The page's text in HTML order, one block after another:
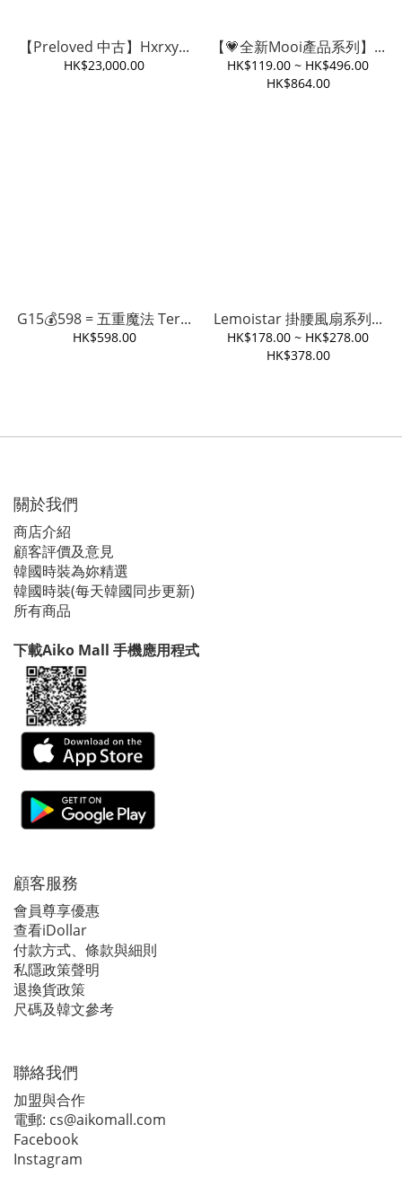
【Preloved 中古】Hxrxy...
HK$23,000.00
【💗全新Mooi產品系列】...
HK$119.00 ~ HK$496.00
HK$864.00
G15💰598 = 五重魔法 Ter...
HK$598.00
Lemoistar 掛腰風扇系列...
HK$178.00 ~ HK$278.00
HK$378.00
關於我們
商店介紹
顧客評價及意見
韓國時裝為妳精選
韓國時裝(每天韓國同步更新)
所有商品
下載Aiko Mall 手機應用程式
顧客服務
會員尊享優惠
查看iDollar
付款方式、條款與細則
私隱政策聲明
退換貨政策
尺碼及韓文參考
聯絡我們
加盟與合作
電郵: cs@aikomall.com
Facebook
Instagram